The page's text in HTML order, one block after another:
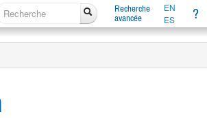
Recherche
avancée
EN
ES
?